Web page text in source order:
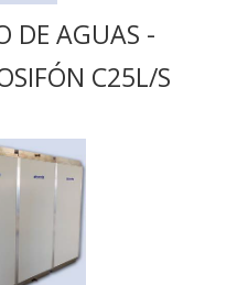
DE AGUAS -
C25L/S